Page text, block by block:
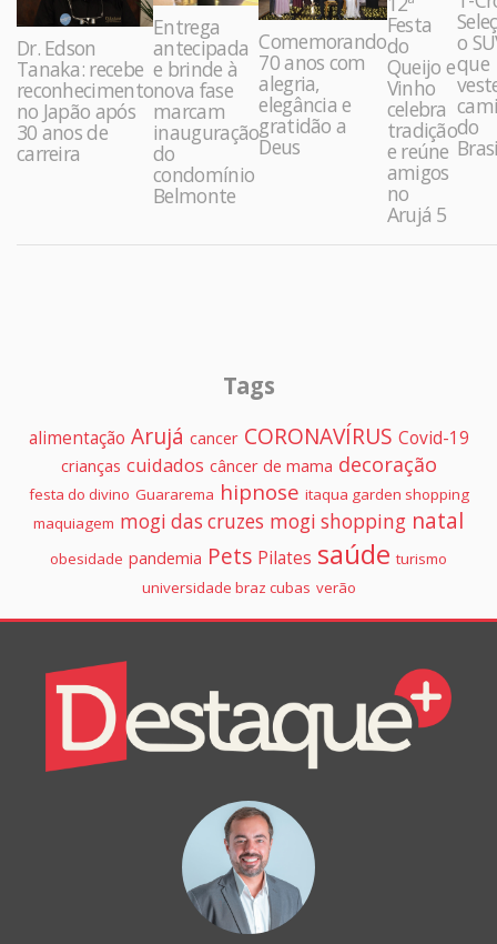
Dr. Edson
Tanaka: recebe
reconhecimento
no Japão após
30 anos de
carreira
Entrega
antecipada
e brinde à
nova fase
marcam
inauguração
do
condomínio
Belmonte
Comemorando
70 anos com
alegria,
elegância e
gratidão a
Deus
Festa
do
Queijo e
Vinho
celebra
tradição
e reúne
amigos
no
Arujá 5
o
que
do
Tags
alimentação Arujá cancer CORONAVÍRUS Covid-19
crianças cuidados câncer de mama decoração
festa do divino Guararema hipnose itaqua garden shopping
maquiagem mogi das cruzes mogi shopping natal
obesidade pandemia Pets Pilates saúde turismo
universidade braz cubas verão
Colunistas
Destaque+
Online